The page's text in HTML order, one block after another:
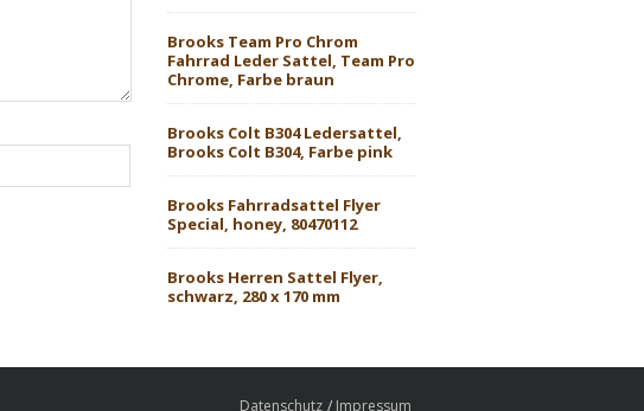
Brooks Team Pro Chrom
Fahrrad Leder Sattel, Team Pro
Chrome, Farbe braun
Brooks Colt B304 Ledersattel,
Brooks Colt B304, Farbe pink
Brooks Fahrradsattel Flyer
Special, honey, 80470112
Brooks Herren Sattel Flyer,
schwarz, 280 x 170 mm
Datenschutz Impressum